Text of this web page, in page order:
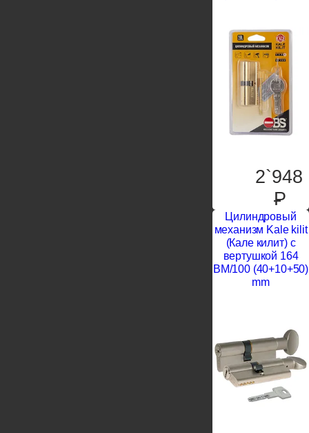
2`948
P
Цилиндровый
механизм Kale kilit
(Кале килит) с
вертушкой 164
BM/100 (40+10+50)
mm